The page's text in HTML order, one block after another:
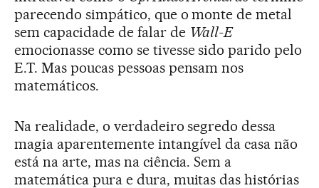
parecendo simpático, que o monte de metal
sem capacidade de falar de Wall-E
emocionasse como se tivesse sido parido pelo
E.T. Mas poucas pessoas pensam nos
matemáticos.
Na realidade, o verdadeiro segredo dessa
magia aparentemente intangível da casa não
está na arte, mas na ciência. Sem a
matemática pura e dura, muitas das histórias